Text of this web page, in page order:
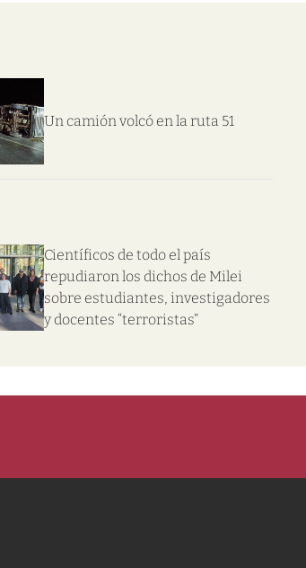
Un camión volcó en la ruta 51
Científicos de todo el país
repudiaron los dichos de Milei
sobre estudiantes, investigadores
y docentes “terroristas”